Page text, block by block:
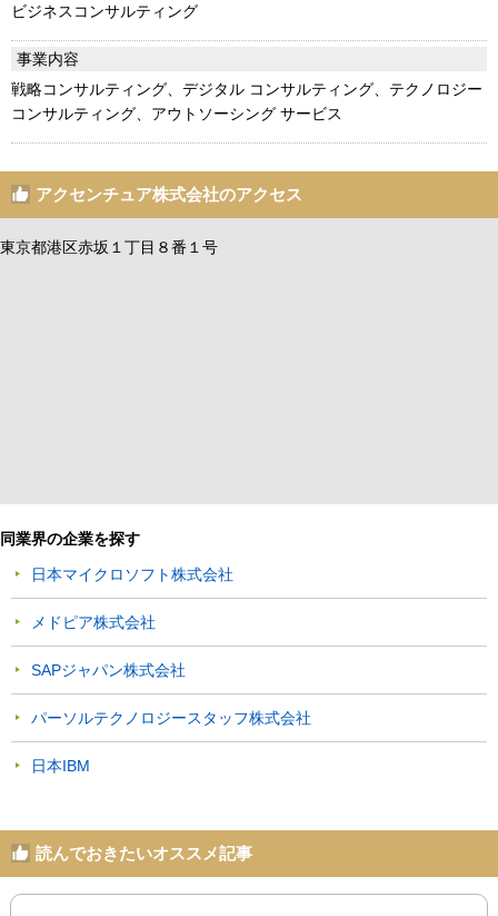
ビジネスコンサルティング
事業内容
戦略コンサルティング、デジタル コンサルティング、テクノロジー
コンサルティング、アウトソーシング サービス
アクセンチュア株式会社のアクセス
東京都港区赤坂１丁目８番１号
同業界の企業を探す
日本マイクロソフト株式会社
メドピア株式会社
SAPジャパン株式会社
パーソルテクノロジースタッフ株式会社
日本IBM
読んでおきたいオススメ記事